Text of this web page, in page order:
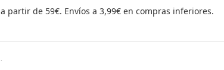
partir de 59€. Envíos a 3,99€ en compras inferiores.